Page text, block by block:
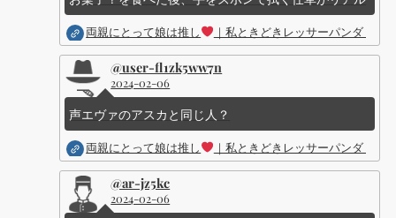
両親にとって娘は推し ｜私ときどきレッサーパンダ ｜
@user-fl1zk5ww7n
2024-02-06
声エヴァのアスカと同じ人？
両親にとって娘は推し ｜私ときどきレッサーパンダ ｜
@ar-jz5kc
2024-02-06